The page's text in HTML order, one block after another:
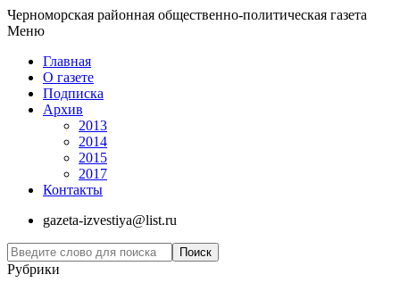
Черноморская районная общественно-политическая газета
Меню
Главная
О газете
Подписка
Архив
2013
2014
2015
2017
Контакты
gazeta-izvestiya@list.ru
Рубрики